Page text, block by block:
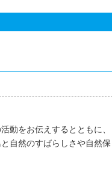
動をお伝えするとともに、
自然のすばらしさや自然保